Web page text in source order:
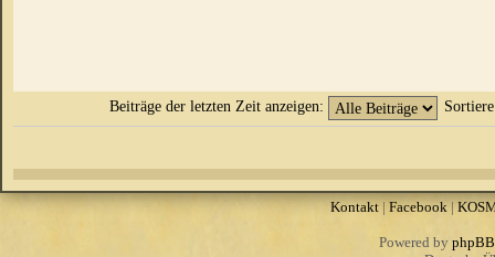
Beiträge der letzten Zeit anzeigen:
Kontakt| Facebook |
Powered by phpBB